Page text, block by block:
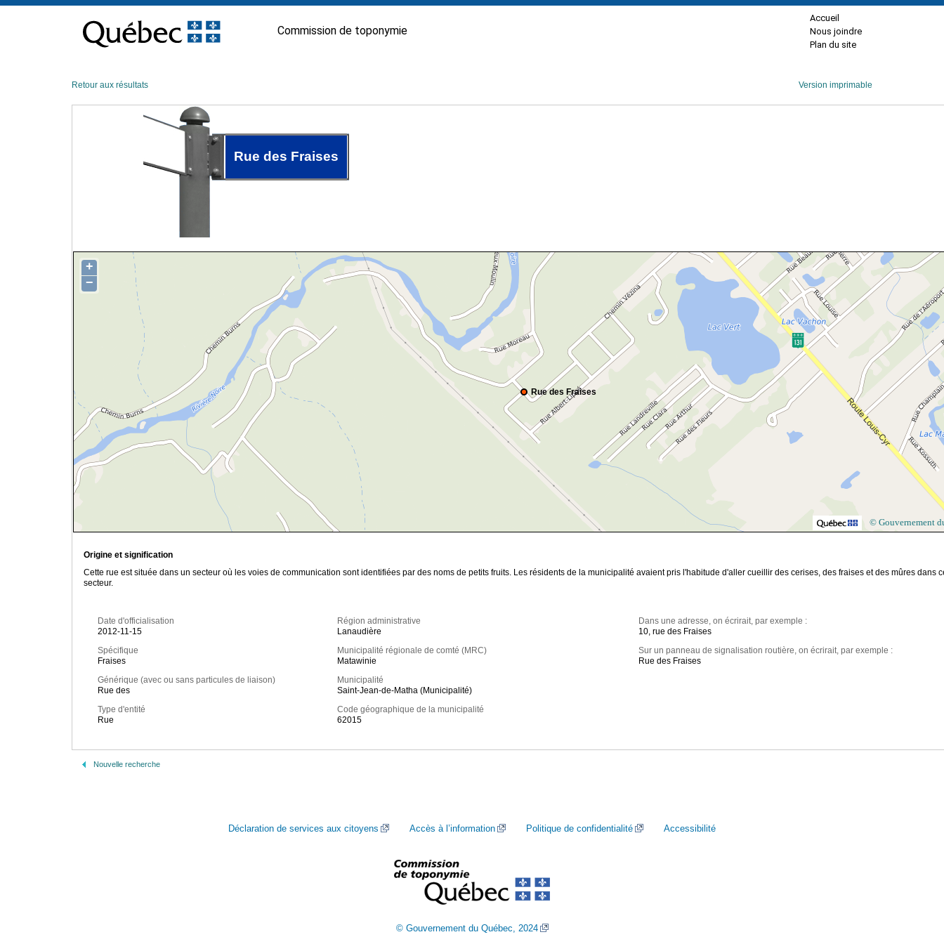
contenu
Commission de toponymie
Accueil
Nous joindre
Plan du site
Retour aux résultats Version imprimable
Rue des Fraises
Rue des Fraises
+
−
© Gouvernement
Origine et signification
Cette rue est située dans un secteur où les voies de communication sont identifiées par des noms de petits fruits. Les résidents de la municipalité avaient pris l'habitude d'aller cueillir des cerises, des fraises et des mûres dans
secteur.
Date d'officialisation
2012-11-15
Spécifique
Fraises
Générique (avec ou sans particules de liaison)
Rue des
Type d'entité
Rue
Région administrative
Lanaudière
Municipalité régionale de comté (MRC)
Matawinie
Municipalité
Saint-Jean-de-Matha (Municipalité)
Code géographique de la municipalité
62015
Dans une adresse, on écrirait, par exemple :
10, rue des Fraises
Sur un panneau de signalisation routière, on écrirait, par exemple :
Rue des Fraises
Nouvelle recherche
Déclaration de services aux citoyens Accès à l’information Politique de confidentialité Accessibilité
© Gouvernement du Québec, 2024